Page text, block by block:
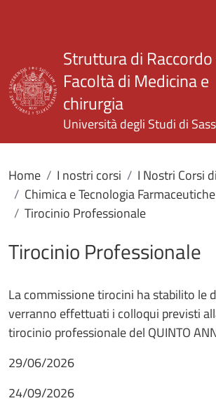
Salta al
Struttura di
Facoltà di Medicina e
chirurgia
Università degli Studi di
Home I nostri corsi
I Nostri Corsi
Chimica e Tecnologia Farmaceutiche
Tirocinio Professionale
Tirocinio Professionale
La commissione tirocini ha stabilito le
verranno effettuati i colloqui previsti
tirocinio professionale del QUINTO
29/06/2026
24/09/2026